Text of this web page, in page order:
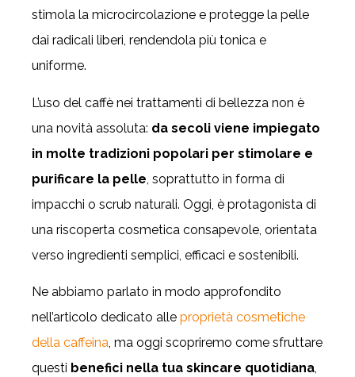
stimola la microcircolazione e protegge la pelle
dai radicali liberi, rendendola più tonica e
uniforme.
L’uso del caffè nei trattamenti di bellezza non è
una novità assoluta: da secoli viene impiegato
in molte tradizioni popolari per stimolare e
purificare la pelle , soprattutto in forma di
impacchi o scrub naturali. Oggi, è protagonista di
una riscoperta cosmetica consapevole, orientata
verso ingredienti semplici, efficaci e sostenibili.
Ne abbiamo parlato in modo approfondito
nell’articolo dedicato alle proprietà cosmetiche
della caffeina, ma oggi scopriremo come sfruttare
questi benefici nella tua skincare quotidiana,